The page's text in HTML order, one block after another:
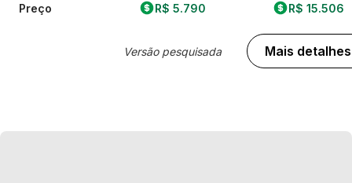
Preço R$ 5.790
Versão pesquisada
R$ 15.506
Mais detalhes